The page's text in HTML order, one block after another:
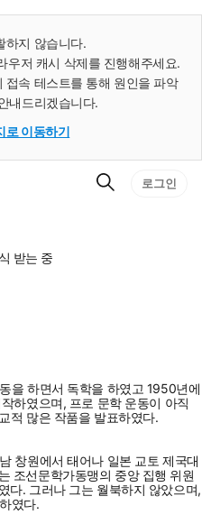
하지 않습니다.
우저 캐시 삭제를 진행해주세요.
속 테스트를 통해 원인을 파악
내드리겠습니다.
로 이동하기
검
로그인
받는 중
을 하면서 독학을 하였고 1950년에
하였으며, 프로 문학 운동이 아직
적 많은 작품을 발표하였다.
창원에서 태어나 일본 교토 제국대
조선문학가동맹의 중앙 집행 위원
다. 그러나 그는 월북하지 않았으며,
였다.